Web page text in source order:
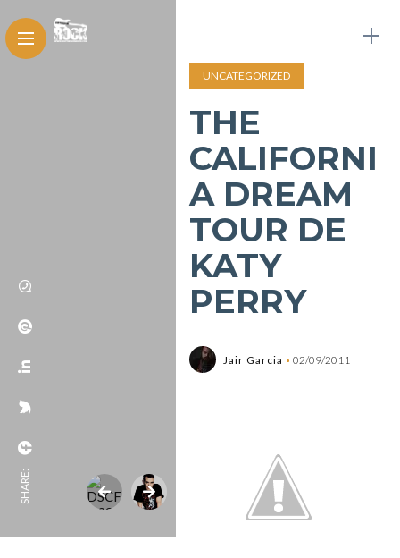
SHARE:
UNCATEGORIZED
THE
CALIFORNI
A DREAM
TOUR DE
KATY
PERRY
Jair Garcia 02/09/2011